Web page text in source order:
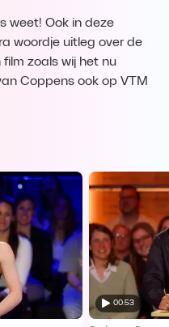
weet! Ook in deze
woordje uitleg over de
zoals wij het nu
Coppens ook op VTM
00:53